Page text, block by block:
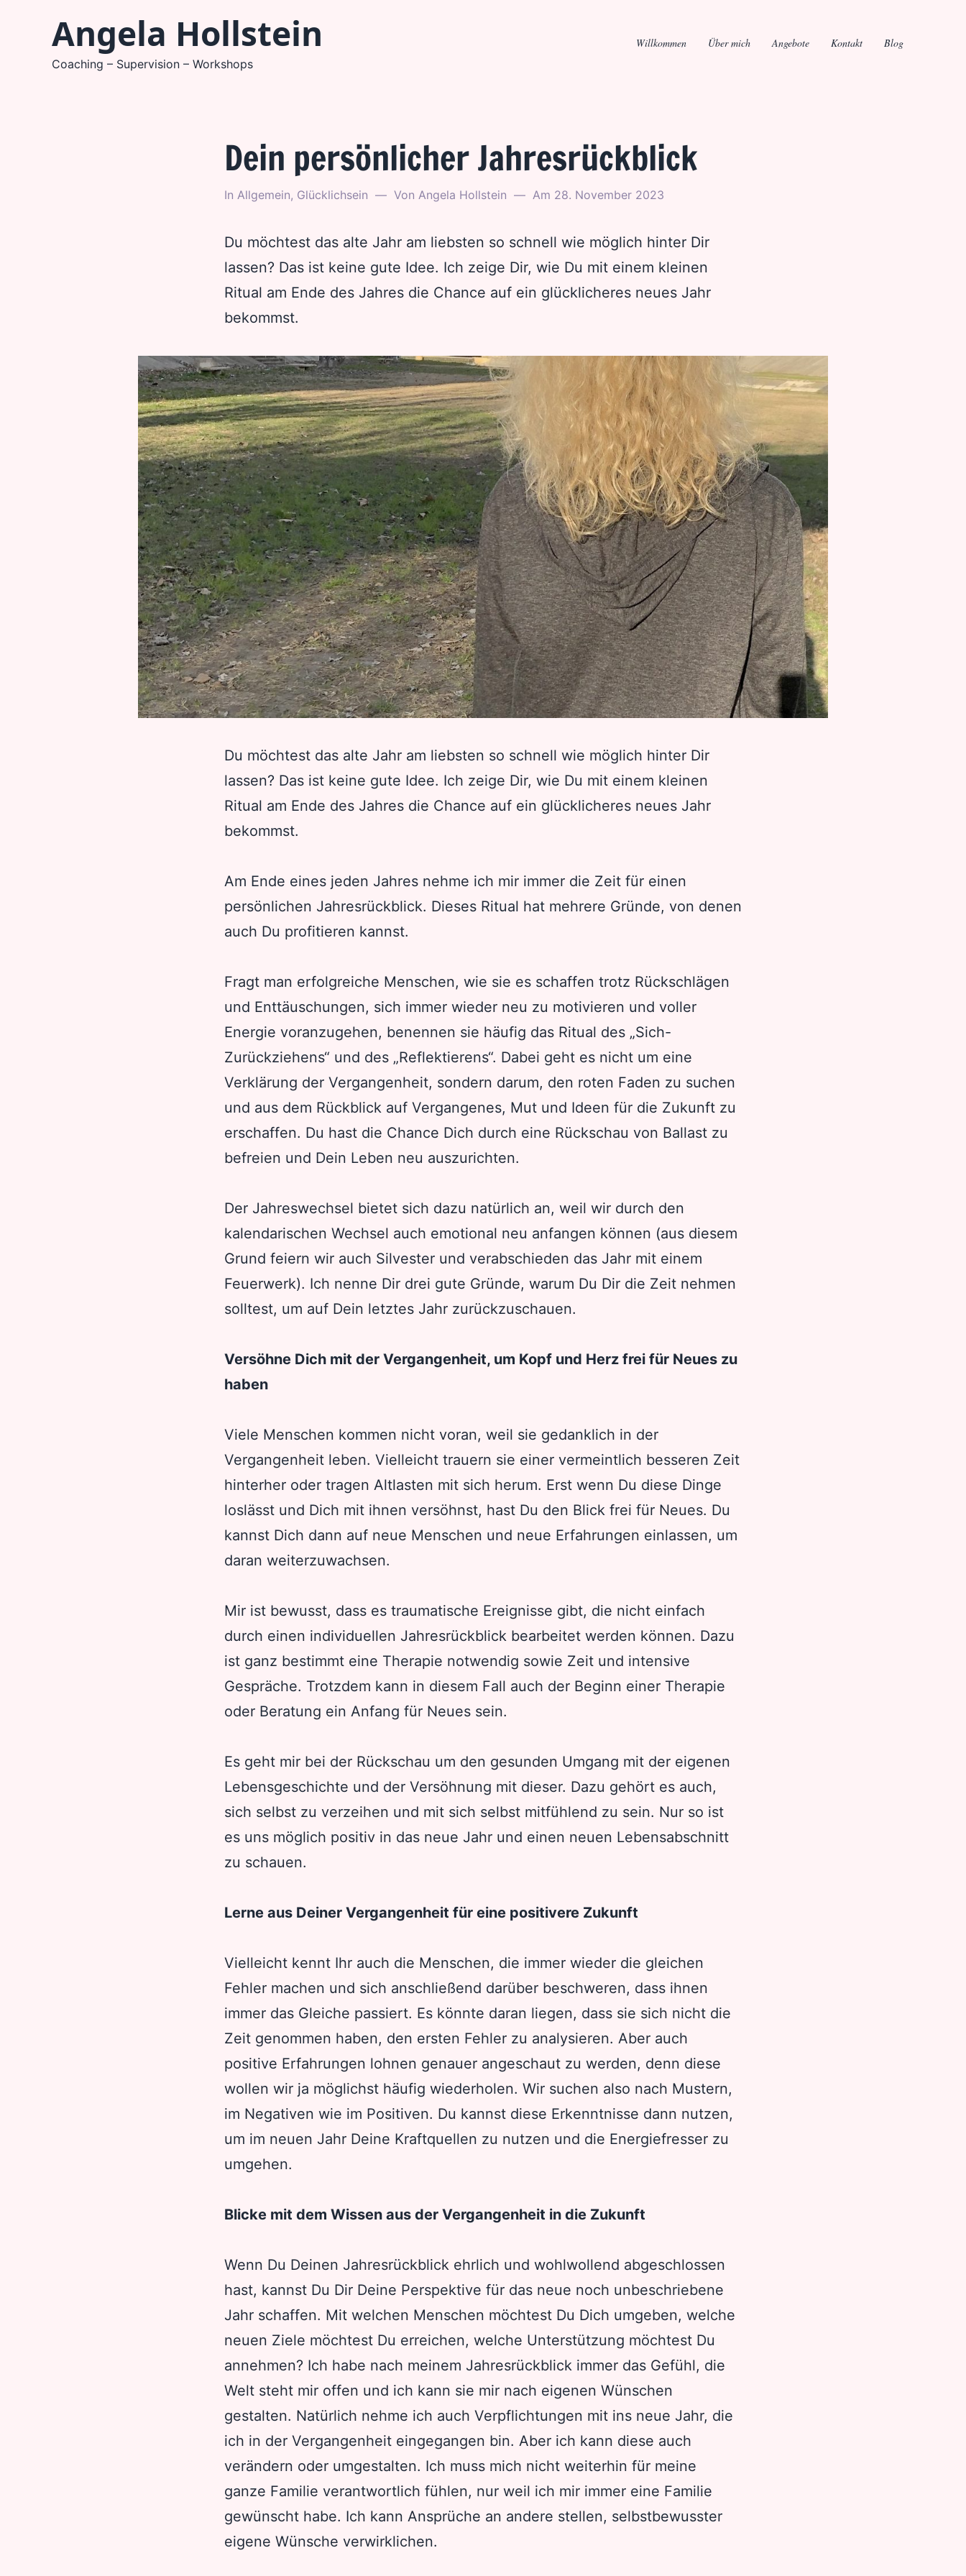
springen
Angela Hollstein
Coaching – Supervision – Workshops
Willkommen Über mich Angebote Kontakt Blog
Dein persönlicher Jahresrückblick
In Allgemein, Glücklichsein Von Angela Hollstein Am 28. November 2023
Du möchtest das alte Jahr am liebsten so schnell wie möglich hinter Dir
lassen? Das ist keine gute Idee. Ich zeige Dir, wie Du mit einem kleinen
Ritual am Ende des Jahres die Chance auf ein glücklicheres neues Jahr
bekommst.
Du möchtest das alte Jahr am liebsten so schnell wie möglich hinter Dir
lassen? Das ist keine gute Idee. Ich zeige Dir, wie Du mit einem kleinen
Ritual am Ende des Jahres die Chance auf ein glücklicheres neues Jahr
bekommst.
Am Ende eines jeden Jahres nehme ich mir immer die Zeit für einen
persönlichen Jahresrückblick. Dieses Ritual hat mehrere Gründe, von denen
auch Du profitieren kannst.
Fragt man erfolgreiche Menschen, wie sie es schaffen trotz Rückschlägen
und Enttäuschungen, sich immer wieder neu zu motivieren und voller
Energie voranzugehen, benennen sie häufig das Ritual des „Sich-
Zurückziehens“ und des „Reflektierens“. Dabei geht es nicht um eine
Verklärung der Vergangenheit, sondern darum, den roten Faden zu suchen
und aus dem Rückblick auf Vergangenes, Mut und Ideen für die Zukunft zu
erschaffen. Du hast die Chance Dich durch eine Rückschau von Ballast zu
befreien und Dein Leben neu auszurichten.
Der Jahreswechsel bietet sich dazu natürlich an, weil wir durch den
kalendarischen Wechsel auch emotional neu anfangen können (aus diesem
Grund feiern wir auch Silvester und verabschieden das Jahr mit einem
Feuerwerk). Ich nenne Dir drei gute Gründe, warum Du Dir die Zeit nehmen
solltest, um auf Dein letztes Jahr zurückzuschauen.
Versöhne Dich mit der Vergangenheit, um Kopf und Herz frei für Neues zu
haben
Viele Menschen kommen nicht voran, weil sie gedanklich in der
Vergangenheit leben. Vielleicht trauern sie einer vermeintlich besseren Zeit
hinterher oder tragen Altlasten mit sich herum. Erst wenn Du diese Dinge
loslässt und Dich mit ihnen versöhnst, hast Du den Blick frei für Neues. Du
kannst Dich dann auf neue Menschen und neue Erfahrungen einlassen, um
daran weiterzuwachsen.
Mir ist bewusst, dass es traumatische Ereignisse gibt, die nicht einfach
durch einen individuellen Jahresrückblick bearbeitet werden können. Dazu
ist ganz bestimmt eine Therapie notwendig sowie Zeit und intensive
Gespräche. Trotzdem kann in diesem Fall auch der Beginn einer Therapie
oder Beratung ein Anfang für Neues sein.
Es geht mir bei der Rückschau um den gesunden Umgang mit der eigenen
Lebensgeschichte und der Versöhnung mit dieser. Dazu gehört es auch,
sich selbst zu verzeihen und mit sich selbst mitfühlend zu sein. Nur so ist
es uns möglich positiv in das neue Jahr und einen neuen Lebensabschnitt
zu schauen.
Lerne aus Deiner Vergangenheit für eine positivere Zukunft
Vielleicht kennt Ihr auch die Menschen, die immer wieder die gleichen
Fehler machen und sich anschließend darüber beschweren, dass ihnen
immer das Gleiche passiert. Es könnte daran liegen, dass sie sich nicht die
Zeit genommen haben, den ersten Fehler zu analysieren. Aber auch
positive Erfahrungen lohnen genauer angeschaut zu werden, denn diese
wollen wir ja möglichst häufig wiederholen. Wir suchen also nach Mustern,
im Negativen wie im Positiven. Du kannst diese Erkenntnisse dann nutzen,
um im neuen Jahr Deine Kraftquellen zu nutzen und die Energiefresser zu
umgehen.
Blicke mit dem Wissen aus der Vergangenheit in die Zukunft
Wenn Du Deinen Jahresrückblick ehrlich und wohlwollend abgeschlossen
hast, kannst Du Dir Deine Perspektive für das neue noch unbeschriebene
Jahr schaffen. Mit welchen Menschen möchtest Du Dich umgeben, welche
neuen Ziele möchtest Du erreichen, welche Unterstützung möchtest Du
annehmen? Ich habe nach meinem Jahresrückblick immer das Gefühl, die
Welt steht mir offen und ich kann sie mir nach eigenen Wünschen
gestalten. Natürlich nehme ich auch Verpflichtungen mit ins neue Jahr, die
ich in der Vergangenheit eingegangen bin. Aber ich kann diese auch
verändern oder umgestalten. Ich muss mich nicht weiterhin für meine
ganze Familie verantwortlich fühlen, nur weil ich mir immer eine Familie
gewünscht habe. Ich kann Ansprüche an andere stellen, selbstbewusster
eigene Wünsche verwirklichen.